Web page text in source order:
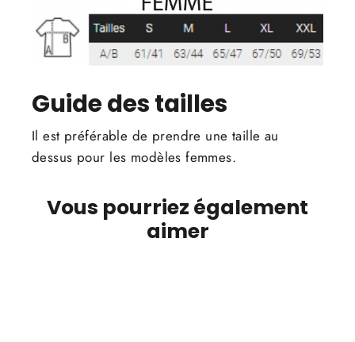
Guide des tailles
Il est préférable de prendre une taille au
dessus pour les modèles femmes.
Vous pourriez également
aimer